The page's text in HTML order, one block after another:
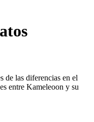
de las diferencias en el
entre Kameleoon y su